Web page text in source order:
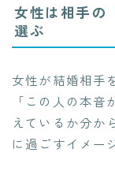
女性は相手の
選ぶ
女性が結婚相手
「この人の本
えているか分か
に過ごすイメー